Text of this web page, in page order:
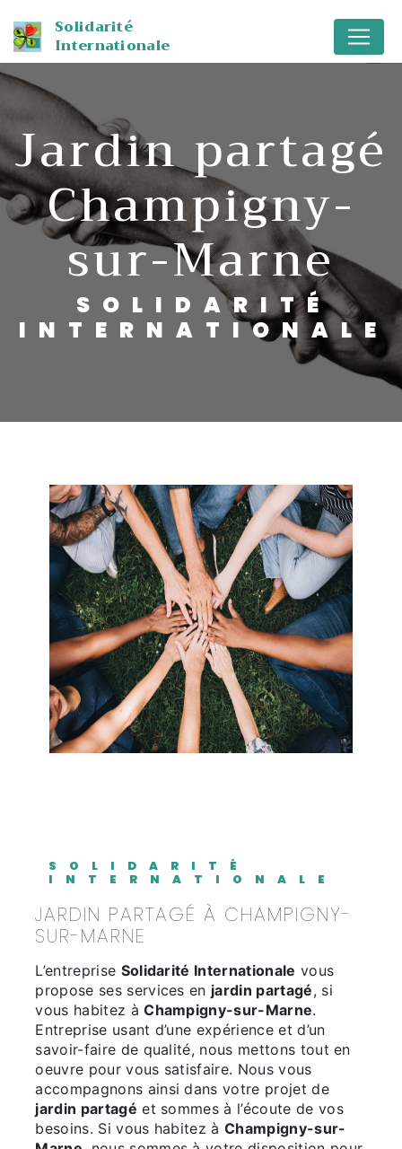
Solidarité
Internationale
jardin partagé
Champigny-
sur-Marne
SOLIDARITÉ
INTERNATIONALE
SOLIDARITÉ
INTERNATIONALE
JARDIN PARTAGÉ À CHAMPIGNY-
SUR-MARNE
L’entreprise Solidarité Internationale vous
propose ses services en jardin partagé, si
vous habitez àChampigny-sur-Marne.
Entreprise usant d’une expérience et d’un
savoir-faire de qualité, nous mettons tout en
oeuvre pour vous satisfaire. Nous vous
accompagnons ainsi dans votre projet de
jardin partagé et sommes à l’écoute de vos
besoins. Si vous habitez àChampigny-sur-